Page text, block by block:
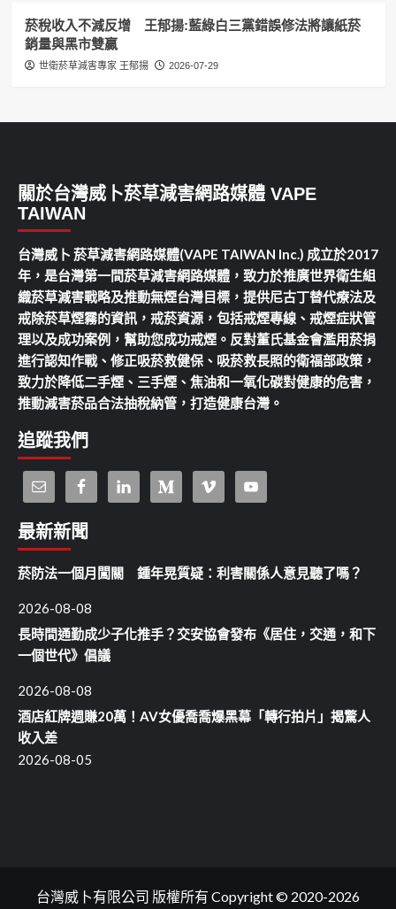
菸稅收入不減反增 王郁揚:藍綠白三黨錯誤修法將讓紙菸
銷量與黑市雙贏
世衛菸草減害專家 王郁揚 2026-07-29
關於台灣威卜菸草減害網路媒體 VAPE
TAIWAN
台灣威卜 菸草減害網路媒體(VAPE TAIWAN Inc.) 成立於2017
年，是台灣第一間菸草減害網路媒體，致力於推廣世界衛生組
織菸草減害戰略及推動無煙台灣目標，提供尼古丁替代療法及
戒除菸草煙霧的資訊，戒菸資源，包括戒煙專線、戒煙症狀管
理以及成功案例，幫助您成功戒煙。反對董氏基金會濫用菸捐
進行認知作戰、修正吸菸救健保、吸菸救長照的衛福部政策，
致力於降低二手煙、三手煙、焦油和一氧化碳對健康的危害，
推動減害菸品合法抽稅納管，打造健康台灣。
追蹤我們
最新新聞
菸防法一個月闖關 鍾年晃質疑：利害關係人意見聽了嗎？
2026-08-08
長時間通勤成少子化推手？交安協會發布《居住，交通，和下
一個世代》倡議
2026-08-08
酒店紅牌週賺20萬！AV女優喬喬爆黑幕「轉行拍片」揭驚人
收入差
2026-08-05
台灣威卜有限公司 版權所有 Copyright © 2020-2026